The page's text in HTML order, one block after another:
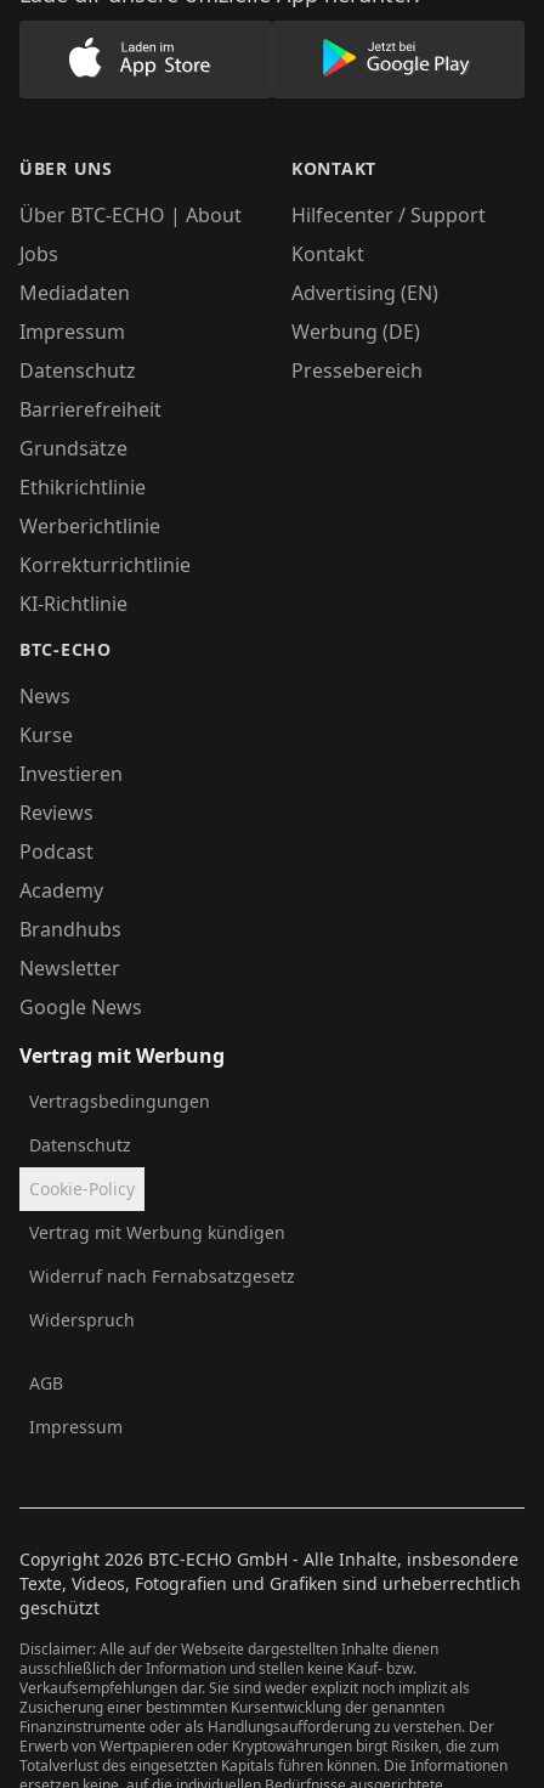
Lade unsere App im AppStore herunter
Lade unsere
ÜBER UNS
Über BTC-ECHO | About
Jobs
Mediadaten
Impressum
Datenschutz
Barrierefreiheit
Grundsätze
Ethikrichtlinie
Werberichtlinie
Korrekturrichtlinie
KI-Richtlinie
BTC-ECHO
News
Kurse
Investieren
Reviews
Podcast
Academy
Brandhubs
Newsletter
Google News
KONTAKT
Hilfecenter / Support
Kontakt
Advertising (EN)
Werbung (DE)
Pressebereich
Vertrag mit Werbung
Vertragsbedingungen
Datenschutz
Cookie-Policy
Vertrag mit Werbung kündigen
Widerruf nach Fernabsatzgesetz
Widerspruch
AGB
Impressum
Copyright 2026 BTC-ECHO GmbH - Alle Inhalte, insbesondere
Texte, Videos, Fotografien und Grafiken sind urheberrechtlich
geschützt
Disclaimer: Alle auf der Webseite dargestellten Inhalte dienen
ausschließlich der Information und stellen keine Kauf- bzw.
Verkaufsempfehlungen dar. Sie sind weder explizit noch implizit als
Zusicherung einer bestimmten Kursentwicklung der genannten
Finanzinstrumente oder als Handlungsaufforderung zu verstehen. Der
Erwerb von Wertpapieren oder Kryptowährungen birgt Risiken, die zum
Totalverlust des eingesetzten Kapitals führen können. Die Informationen